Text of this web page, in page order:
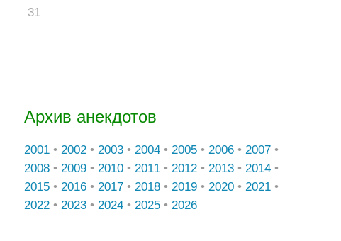
31
Архив анекдотов
2001 • 2002 • 2003 • 2004 • 2005 • 2006 • 2007 •
2008 • 2009 • 2010 • 2011 • 2012 • 2013 • 2014 •
2015 • 2016 • 2017 • 2018 • 2019 • 2020 • 2021 •
2022 • 2023 • 2024 • 2025 • 2026